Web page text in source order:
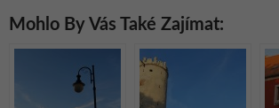
Mohlo By Vás Také Zajímat: